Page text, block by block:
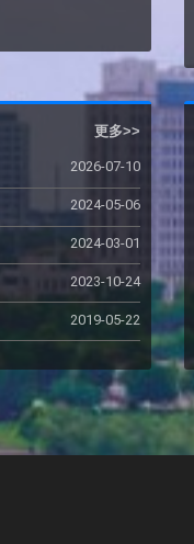
更多>>
2026-07-10
2024-05-06
2024-03-01
2023-10-24
2019-05-22